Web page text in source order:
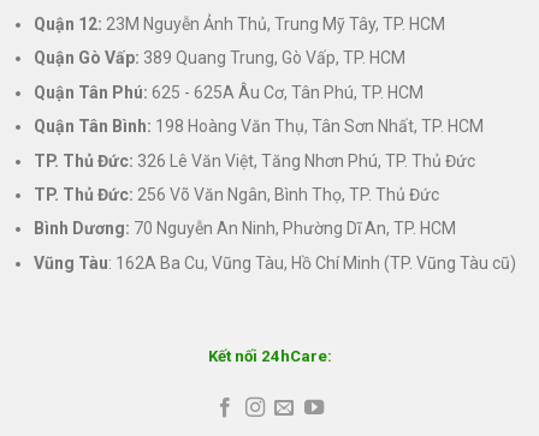
Quận 12: 23M Nguyễn Ảnh Thủ, Trung Mỹ Tây, TP. HCM
Quận Gò Vấp: 389 Quang Trung, Gò Vấp, TP. HCM
Quận Tân Phú: 625 - 625A Âu Cơ, Tân Phú, TP. HCM
Quận Tân Bình: 198 Hoàng Văn Thụ, Tân Sơn Nhất, TP. HCM
TP. Thủ Đức: 326 Lê Văn Việt, Tăng Nhơn Phú, TP. Thủ Đức
TP. Thủ Đức: 256 Võ Văn Ngân, Bình Thọ, TP. Thủ Đức
Bình Dương: 70 Nguyễn An Ninh, Phường Dĩ An, TP. HCM
Vũng Tàu: 162A Ba Cu, Vũng Tàu, Hồ Chí Minh (TP. Vũng Tàu cũ)
Kết nối 24hCare: